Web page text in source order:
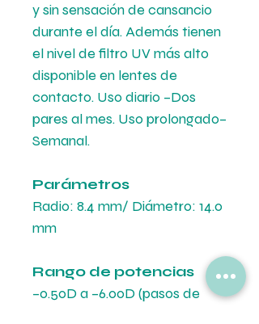
y sin sensación de cansancio
durante el día. Además tienen
el nivel de filtro UV más alto
disponible en lentes de
contacto. Uso diario –Dos
pares al mes. Uso prolongado–
Semanal.
Parámetros
Radio: 8.4 mm/ Diámetro: 14.0
mm
Rango de potencias
–0.50D a –6.00D (pasos de